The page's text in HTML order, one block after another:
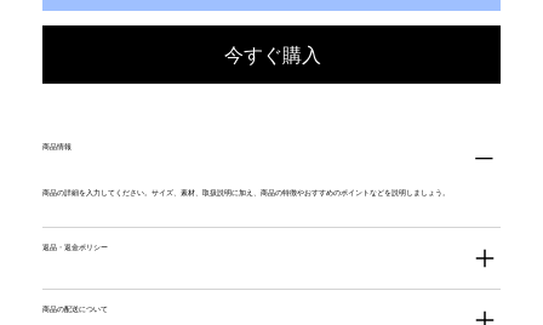
今すぐ購入
商品情報
商品の詳細を入力してください。サイズ、素材、取扱説明に加え、商品の特徴やおすすめのポイントなどを説明しましょう。
返品・返金ポリシー
商品の配送について